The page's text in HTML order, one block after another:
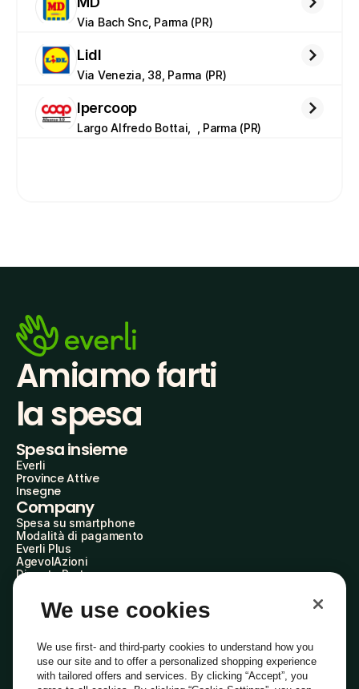
Via Bach Snc, Parma (PR)
Lidl
Via Venezia, 38, Parma (PR)
Ipercoop
Largo Alfredo Bottai,  , Parma (PR)
Amiamo farti
la spesa
Spesa insieme
Everli
Province Attive
Insegne
Company
Spesa su smartphone
Modalità di pagamento
Everli Plus
AgevolAzioni
Diventa Partner
Everli Shoppers
About Us
Everli News
Domande frequenti
Lavora con noi
Diventa Shopper
We use cookies
We use first- and third-party cookies to understand how you
use our site and to offer a personalized shopping experience
with tailored offers and services. By clicking “Accept”, you